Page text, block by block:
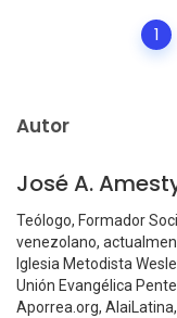
1
Autor
José A.
Teólogo, Formador
venezolano,
Iglesia Metodista
Unión Evangélica
Aporrea.org,